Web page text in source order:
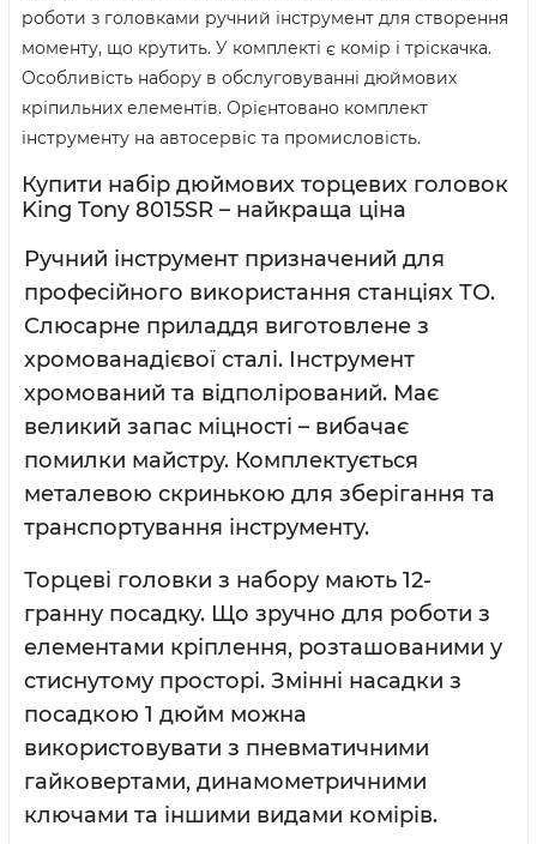
роботи з головками ручний інструмент для створення
моменту, що крутить. У комплекті є комір і тріскачка.
Особливість набору в обслуговуванні дюймових
кріпильних елементів. Орієнтовано комплект
інструменту на автосервіс та промисловість.
Купити набір дюймових торцевих головок
King Tony 8015SR – найкраща ціна
Ручний інструмент призначений для
професійного використання станціях ТО.
Слюсарне приладдя виготовлене з
хромованадієвої сталі. Інструмент
хромований та відполірований. Має
великий запас міцності – вибачає
помилки майстру. Комплектується
металевою скринькою для зберігання та
транспортування інструменту.
Торцеві головки з набору мають 12-
гранну посадку. Що зручно для роботи з
елементами кріплення, розташованими у
стиснутому просторі. Змінні насадки з
посадкою 1 дюйм можна
використовувати з пневматичними
гайковертами, динамометричними
ключами та іншими видами комірів.